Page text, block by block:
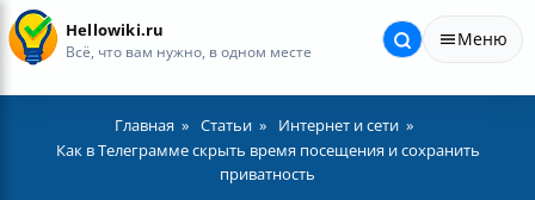
Hellowiki.ru
Всё, что вам нужно, в одном месте
Меню
Главная Статьи
Интернет и сети
Как в Телеграмме скрыть время посещения и сохранить
приватность